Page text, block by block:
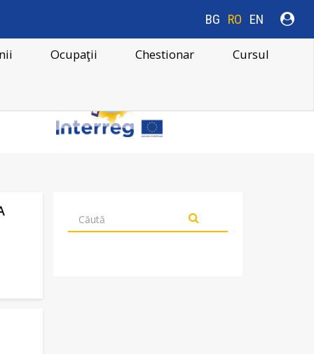
BG RO EN
Ocupaţii Chestionar Cursul